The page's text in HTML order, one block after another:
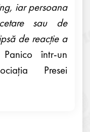
iar persoana
sau de
de reacție a
într-un
Presei